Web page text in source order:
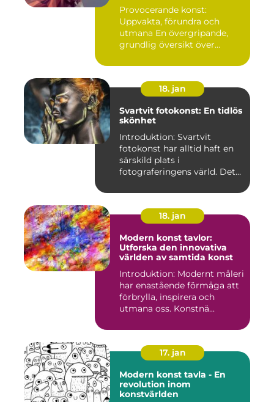
Provocerande konst:
Uppvakta, förundra och
utmana En övergripande,
grundlig översikt över
18. jan
Svartvit fotokonst: En tidlös
skönhet
Introduktion: Svartvit
fotokonst har alltid haft en
särskild plats i
fotograferingens värld. Det
18. jan
Modern konst tavlor:
Utforska den innovativa
världen av samtida konst
Introduktion: Modernt måleri
har enastående förmåga att
förbrylla, inspirera och
utmana oss. Konstnä...
17. jan
Modern konst tavla - En
revolution inom
konstvärlden